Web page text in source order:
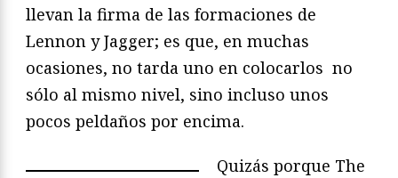
llevan la firma de las formaciones de
Lennon y Jagger; es que, en muchas
ocasiones, no tarda uno en colocarlos no
sólo al mismo nivel, sino incluso unos
pocos peldaños por encima.
Quizás porque The